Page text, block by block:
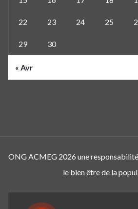
22 23 24 25
29 30
« Avr
ONG ACMEG 2026 une
le bien être de la